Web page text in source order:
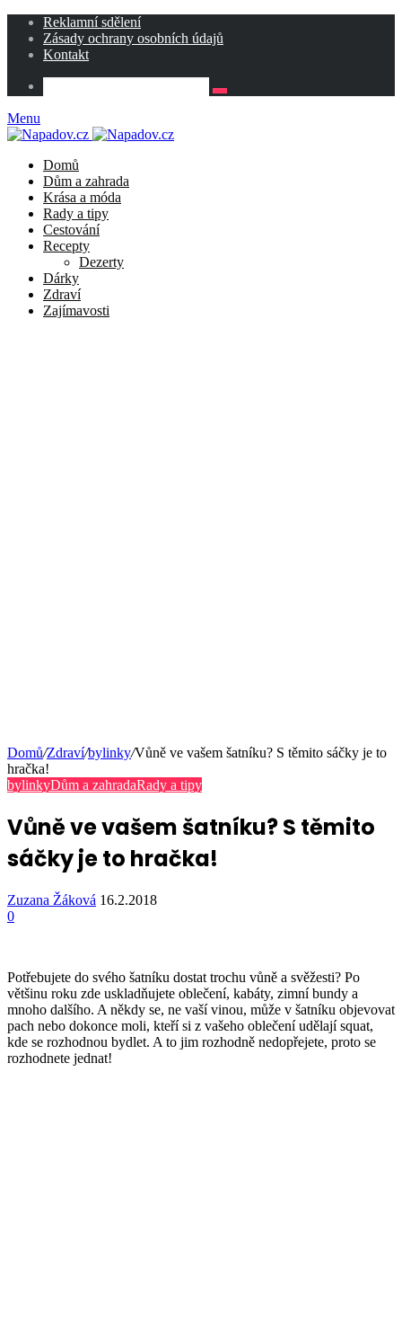
Reklamní sdělení
Zásady ochrany osobních údajů
Kontakt
Menu
Domů
Dům a zahrada
Krása a móda
Rady a tipy
Cestování
Recepty
Dezerty
Dárky
Zdraví
Zajímavosti
Domů/Zdraví/bylinky/Vůně ve vašem šatníku? S těmito sáčky je to
hračka!
bylinkyDům a zahradaRady a tipy
Vůně ve vašem šatníku? S těmito
sáčky je to hračka!
Zuzana Žáková 16.2.2018
0
Potřebujete do svého šatníku dostat trochu vůně a svěžesti? Po
většinu roku zde uskladňujete oblečení, kabáty, zimní bundy a
mnoho dalšího. A někdy se, ne vaší vinou, může v šatníku objevovat
pach nebo dokonce moli, kteří si z vašeho oblečení udělají squat,
kde se rozhodnou bydlet. A to jim rozhodně nedopřejete, proto se
rozhodnete jednat!